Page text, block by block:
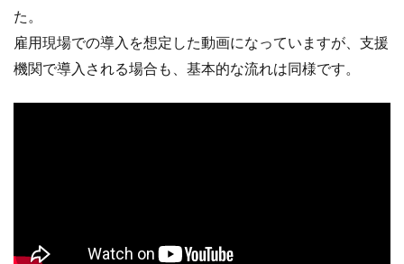
た。
雇用現場での導入を想定した動画になっていますが、支援
機関で導入される場合も、基本的な流れは同様です。